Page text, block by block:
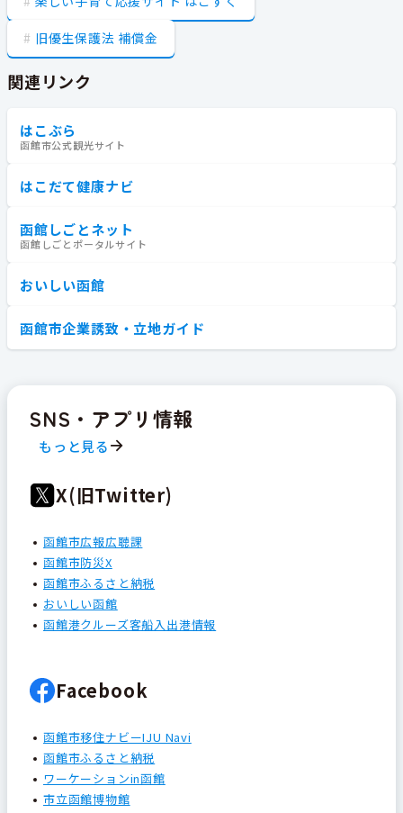
旧優生保護法 補償金
関連リンク
はこぶら
函館市公式観光サイト
はこだて健康ナビ
函館しごとネット
函館しごとポータルサイト
おいしい函館
函館市企業誘致・立地ガイド
SNS・アプリ情報
もっと見る
X(旧Twitter)
函館市広報広聴課
函館市防災X
函館市ふるさと納税
おいしい函館
函館港クルーズ客船入出港情報
Facebook
函館市移住ナビーIJU Navi
函館市ふるさと納税
ワーケーションin函館
市立函館博物館